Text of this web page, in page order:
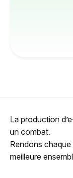
La production
un combat.
Rendons
meilleure